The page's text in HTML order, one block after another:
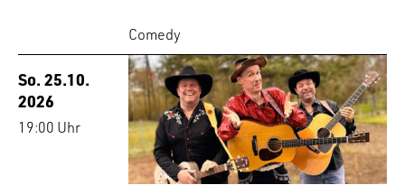
Comedy
So. 25.10.
2026
19:00 Uhr